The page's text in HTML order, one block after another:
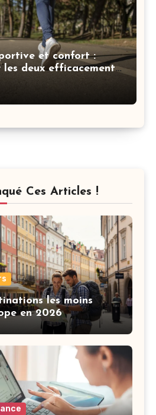
et confort :
les deux efficacement
Ces Articles !
les moins
en 2026